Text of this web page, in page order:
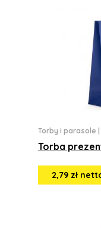
Torby i parasole
Torba
2,79 zł